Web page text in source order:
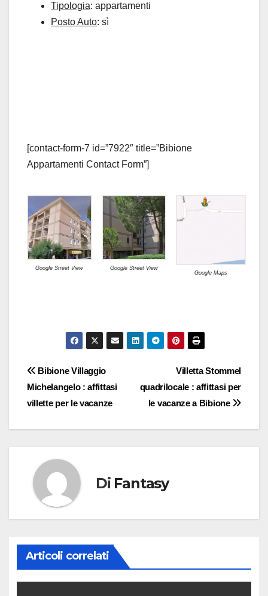
Tipologia: appartamenti
Posto Auto: sì
[contact-form-7 id=”7922″ title=”Bibione
Appartamenti Contact Form”]
Google Street View
Google Street View
Google Maps
Navigazione
articoli
Villetta Stommel
quadrilocale : affittasi per
le vacanze a Bibione
Bibione Villaggio
Michelangelo : affittasi
villette per le vacanze
Di Fantasy
Articoli correlati